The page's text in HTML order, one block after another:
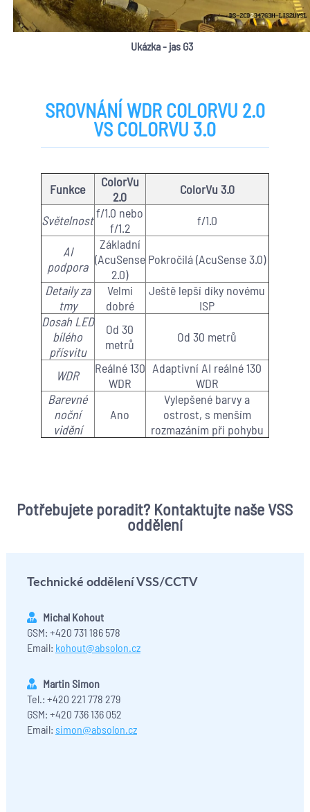
Ukázka - jas G3
SROVNÁNÍ WDR COLORVU 2.0
VS COLORVU 3.0
Funkce
ColorVu
2.0
ColorVu 3.0
Světelnostf/1.0 nebo
f/1.2
f/1.0
AI
podpora
Základní
(AcuSense
2.0)
Pokročilá (AcuSense 3.0)
Detaily za
tmy
Velmi
dobré
Ještě lepší díky novému
ISP
Dosah LED
bílého
přísvitu
Od 30
metrů
Od 30 metrů
WDR
Reálné 130
WDR
Adaptivní AI reálné 130
WDR
Barevné
noční
vidění
Ano
Vylepšené barvy a
ostrost, s menším
rozmazáním při pohybu
Potřebujete poradit? Kontaktujte naše VSS
oddělení
Technické oddělení VSS/CCTV
Michal Kohout
GSM: +420 731 186 578
Email: kohout@absolon.cz
Martin Simon
Tel.: +420 221 778 279
GSM: +420 736 136 052
Email: simon@absolon.cz